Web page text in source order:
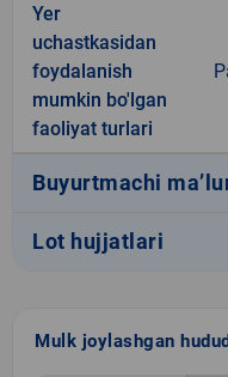
Yer
uchastkasidan
foydalanish
mumkin bo'lgan
faoliyat turlari
Buyurtmachi
Lot hujjatlari
Mulk joylashgan